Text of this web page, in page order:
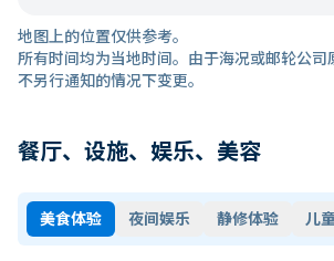
地图上的位置仅供参考。
所有时间均为当地时间。由于海况或邮轮公
不另行通知的情况下变更。
餐厅、设施、娱乐、美容
美食体验 夜间娱乐 静修体验 儿